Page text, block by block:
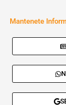
Mantenete